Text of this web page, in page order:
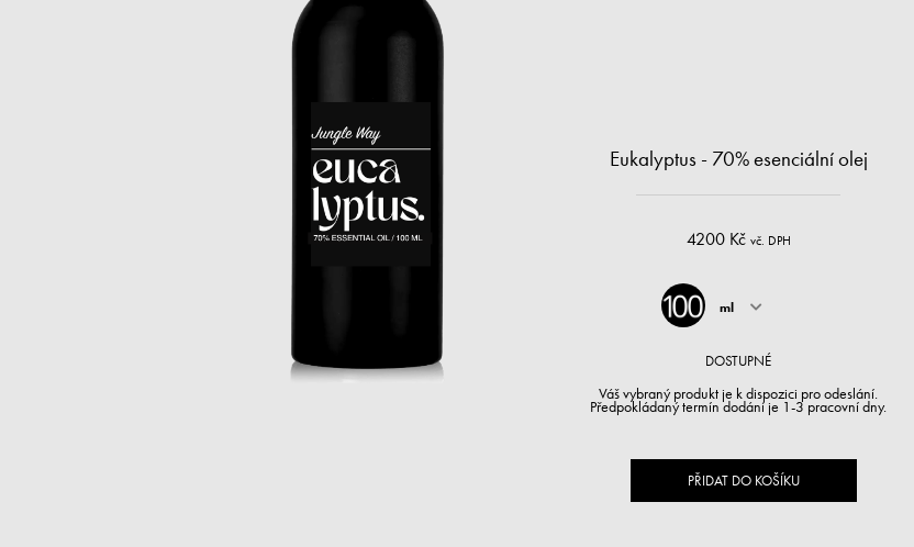
Eukalyptus - 70% esenciální olej
4200 Kč vč. DPH
ml
DOSTUPNÉ
Váš vybraný produkt je k dispozici pro odeslání.
Předpokládaný termín dodání je 1-3 pracovní dny.
PŘIDAT DO KOŠÍKU